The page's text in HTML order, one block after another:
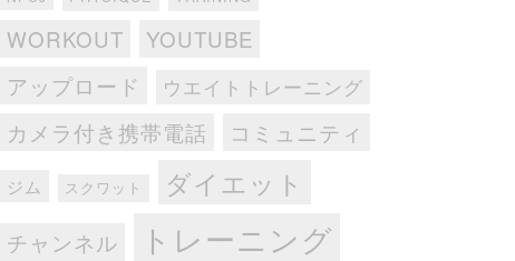
WORKOUT
YOUTUBE
アップロード
ウエイトトレーニング
カメラ付き携帯電話 コミュニティ
ジム スクワット ダイエット
チャンネル トレーニング